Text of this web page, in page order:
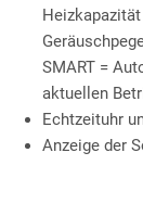
Heizkapazität
SMART =
aktuellen
Echtzeituhr
Anzeige der